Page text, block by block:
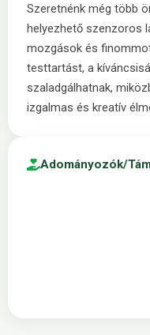
Szeretnénk még több
helyezhető szenzoros
mozgások és
testtartást, a
szaladgálhatnak,
izgalmas és kreatív
Adományozók/